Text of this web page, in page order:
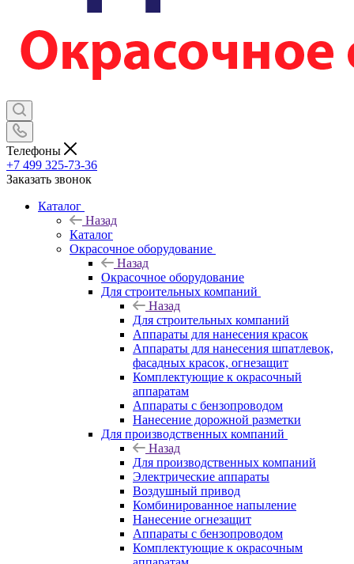
Телефоны
+7 499 325-73-36
Заказать звонок
Каталог
Назад
Каталог
Окрасочное оборудование
Назад
Окрасочное оборудование
Для строительных компаний
Назад
Для строительных компаний
Аппараты для нанесения красок
Аппараты для нанесения шпатлевок,
фасадных красок, огнезащит
Комплектующие к окрасочный
аппаратам
Аппараты с бензопроводом
Нанесение дорожной разметки
Для производственных компаний
Назад
Для производственных компаний
Электрические аппараты
Воздушный привод
Комбинированное напыление
Нанесение огнезащит
Аппараты с бензопроводом
Комплектующие к окрасочным